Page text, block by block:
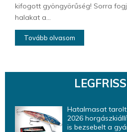
kifogott gyöngyörűség! Sorra
halakat a...
Tovább olvasom
Hatalmasat
2026
is bezsebelt a